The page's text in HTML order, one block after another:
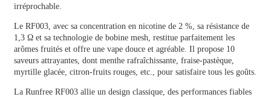
irréprochable.
Le RF003, avec sa concentration en nicotine de 2 %, sa résistance de
1,3 Ω et sa technologie de bobine mesh, restitue parfaitement les
arômes fruités et offre une vape douce et agréable. Il propose 10
saveurs attrayantes, dont menthe rafraîchissante, fraise-pastèque,
myrtille glacée, citron-fruits rouges, etc., pour satisfaire tous les goûts.
La Runfree RF003 allie un design classique, des performances fiables